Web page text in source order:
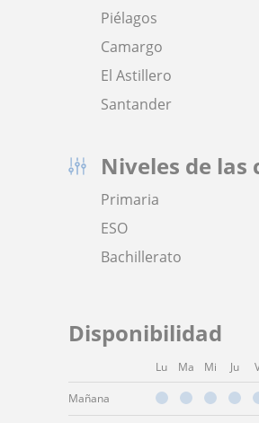
Piélagos
Camargo
El Astillero
Santander
Niveles de las
Primaria
ESO
Bachillerato
Disponibilidad
Lu Ma Mi Ju
Mañana